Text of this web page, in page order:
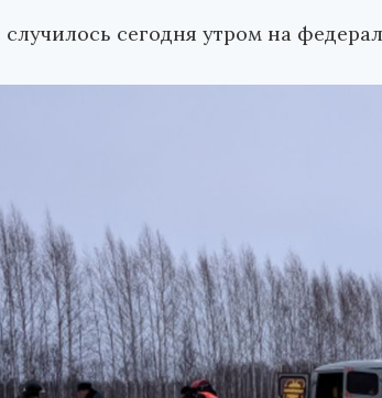
сегодня утром на